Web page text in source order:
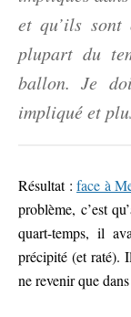
et qu’ils sont
plupart du
ballon. Je
impliqué et
Résultat :face à
problème, c’est
quart-temps, il
précipité (et raté).
ne revenir que